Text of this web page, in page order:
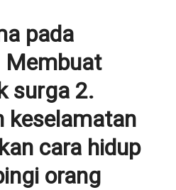
pada
Membuat
surga 2.
keselamatan
cara hidup
orang